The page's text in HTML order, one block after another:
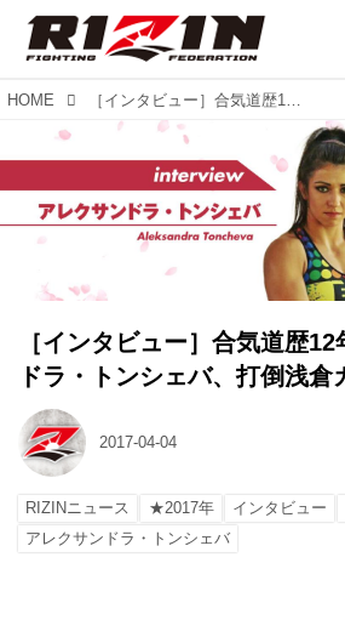
HOME ［インタビュー］合気道歴12年のアレクサンドラ・トンシェバ、打倒浅倉カンナ！
［インタビュー］合気道歴
ドラ・トンシェバ、打倒浅倉
2017-04-04
RIZINニュース ★2017年 インタビュー
アレクサンドラ・トンシェバ